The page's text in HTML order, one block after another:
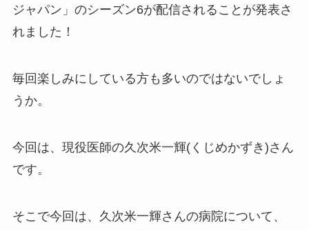
ジャパン」のシーズン6が配信されることが発表さ
れました！
毎回楽しみにしている方も多いのではないでしょ
うか。
今回は、現役医師の久次米一輝(くじめかずき)さん
です。
そこで今回は、久次米一輝さんの病院について、